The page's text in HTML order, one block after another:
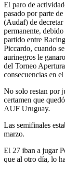
El paro de
pasado por parte
(Audaf) de decretar
permanente,
partido entre
Piccardo, cuando
aurinegros le
del Torneo
consecuencias en
No solo restan por
certamen que
AUF Uruguay.
Las semifinales
marzo.
El 27 iban a jugar
que al otro día, lo